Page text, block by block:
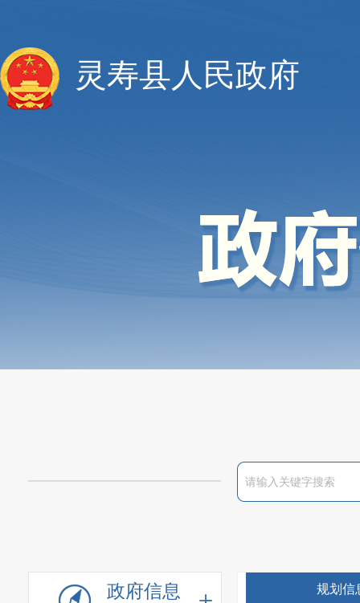
灵寿县人民政府
政府信息
规划信